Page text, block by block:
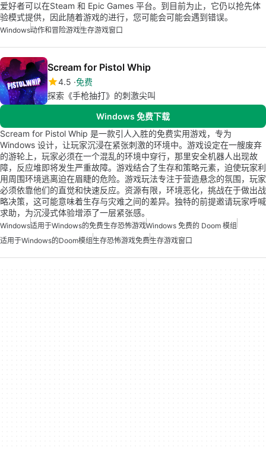
爱好者可以在Steam 和 Epic Games 平台。到目前为止，它仍以抢先体
验模式提供，因此随着游戏的进行，您可能会可能会遇到错误。
Windows动作和冒险游戏生存游戏窗口
Scream for Pistol Whip
4.5 免费
探索《手枪抽打》的刺激尖叫
Windows 免费下载
Scream for Pistol Whip 是一款引人入胜的免费实用游戏，专为
Windows 设计，让玩家沉浸在紧张刺激的环境中。游戏设定在一艘废弃
的游轮上，玩家必须在一个混乱的环境中穿行，那里安全机器人出现故
障，反应堆即将发生严重故障。游戏结合了生存和策略元素，迫使玩家利
用周围环境逃离迫在眉睫的危险。游戏玩法专注于营造悬念的氛围，玩家
必须依靠他们的直觉和快速反应。资源有限，环境恶化，挑战在于做出战
略决策，这可能意味着生存与灾难之间的差异。独特的前提邀请玩家呼喊
求助，为沉浸式体验增添了一层紧张感。
Windows适用于Windows的免费生存恐怖游戏Windows 免费的 Doom 模组
适用于Windows的Doom模组生存恐怖游戏免费生存游戏窗口